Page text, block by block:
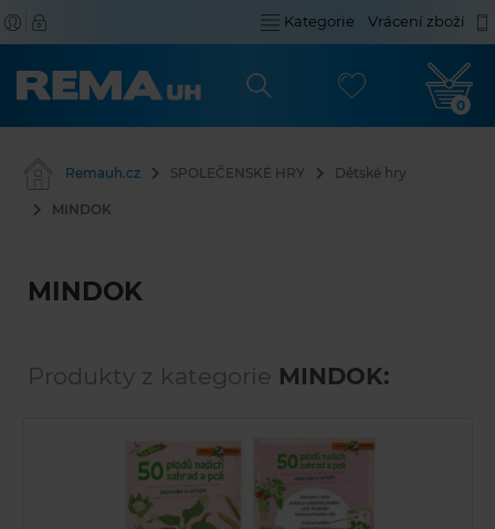
Kategorie Vrácení zboží
0
Remauh.cz SPOLEČENSKÉ HRY Dětské hry
MINDOK
MINDOK
Produkty z kategorie MINDOK: